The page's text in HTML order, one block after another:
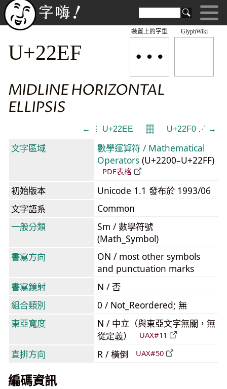
GlyphWiki
⋯
裝置上的字型
U+22EF
MIDLINE HORIZONTAL
ELLIPSIS
← ⋮ U+22EE 𝄜 U+22F0 ⋰ →
文字區域
數學運算符 / Mathematical
Operators (U+2200–U+22FF)
PDF表格
初始版本
Unicode 1.1 發布於 1993/06
文字語系
Common
一般分類
Sm / 數學符號
(Math_Symbol)
書寫方向
ON / most other symbols
and punctuation marks
書寫鏡射
N / 否
組合類別
0 / Not_Reordered; 無
東亞寬度
N / 中立（與東亞文字無關，無
從定義）
UAX#11
直排方向 R / 橫倒 UAX#50
編碼資訊